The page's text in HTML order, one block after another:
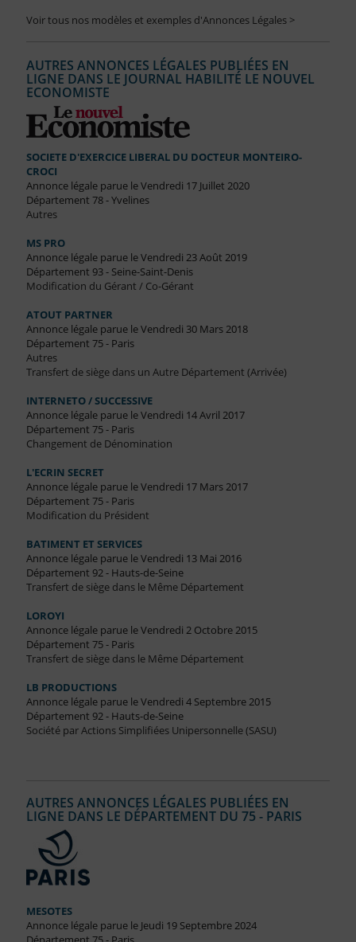
Voir tous nos modèles et exemples d'Annonces Légales >
AUTRES ANNONCES LÉGALES PUBLIÉES EN
LIGNE DANS LE JOURNAL HABILITÉ LE NOUVEL
ECONOMISTE
SOCIETE D'EXERCICE LIBERAL DU DOCTEUR MONTEIRO-
CROCI
Annonce légale parue le Vendredi 17 Juillet 2020
Département 78 - Yvelines
Autres
MS PRO
Annonce légale parue le Vendredi 23 Août 2019
Département 93 - Seine-Saint-Denis
Modification du Gérant / Co-Gérant
ATOUT PARTNER
Annonce légale parue le Vendredi 30 Mars 2018
Département 75 - Paris
Autres
Transfert de siège dans un Autre Département (Arrivée)
INTERNETO / SUCCESSIVE
Annonce légale parue le Vendredi 14 Avril 2017
Département 75 - Paris
Changement de Dénomination
L'ECRIN SECRET
Annonce légale parue le Vendredi 17 Mars 2017
Département 75 - Paris
Modification du Président
BATIMENT ET SERVICES
Annonce légale parue le Vendredi 13 Mai 2016
Département 92 - Hauts-de-Seine
Transfert de siège dans le Même Département
LOROYI
Annonce légale parue le Vendredi 2 Octobre 2015
Département 75 - Paris
Transfert de siège dans le Même Département
LB PRODUCTIONS
Annonce légale parue le Vendredi 4 Septembre 2015
Département 92 - Hauts-de-Seine
Société par Actions Simplifiées Unipersonnelle (SASU)
AUTRES ANNONCES LÉGALES PUBLIÉES EN
LIGNE DANS LE DÉPARTEMENT DU 75 - PARIS
MESOTES
Annonce légale parue le Jeudi 19 Septembre 2024